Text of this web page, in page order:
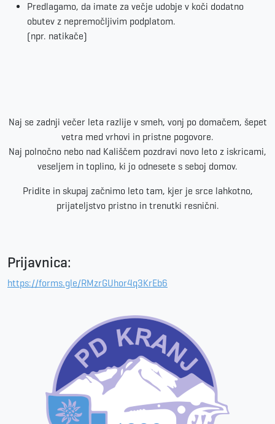
Predlagamo, da imate za večje udobje v koči dodatno
obutev z nepremočljivim podplatom.
(npr. natikače)
Naj se zadnji večer leta razlije v smeh, vonj po domačem, šepet
vetra med vrhovi in pristne pogovore.
Naj polnočno nebo nad Kališčem pozdravi novo leto z iskricami,
veseljem in toplino, ki jo odnesete s seboj domov.
Pridite in skupaj začnimo leto tam, kjer je srce lahkotno,
prijateljstvo pristno in trenutki resnični.
Prijavnica:
https://forms.gle/RMzrGUhor4q3KrEb6